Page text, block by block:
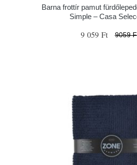
Barna frottír pamut
Simple – Casa
9 059 Ft 9059